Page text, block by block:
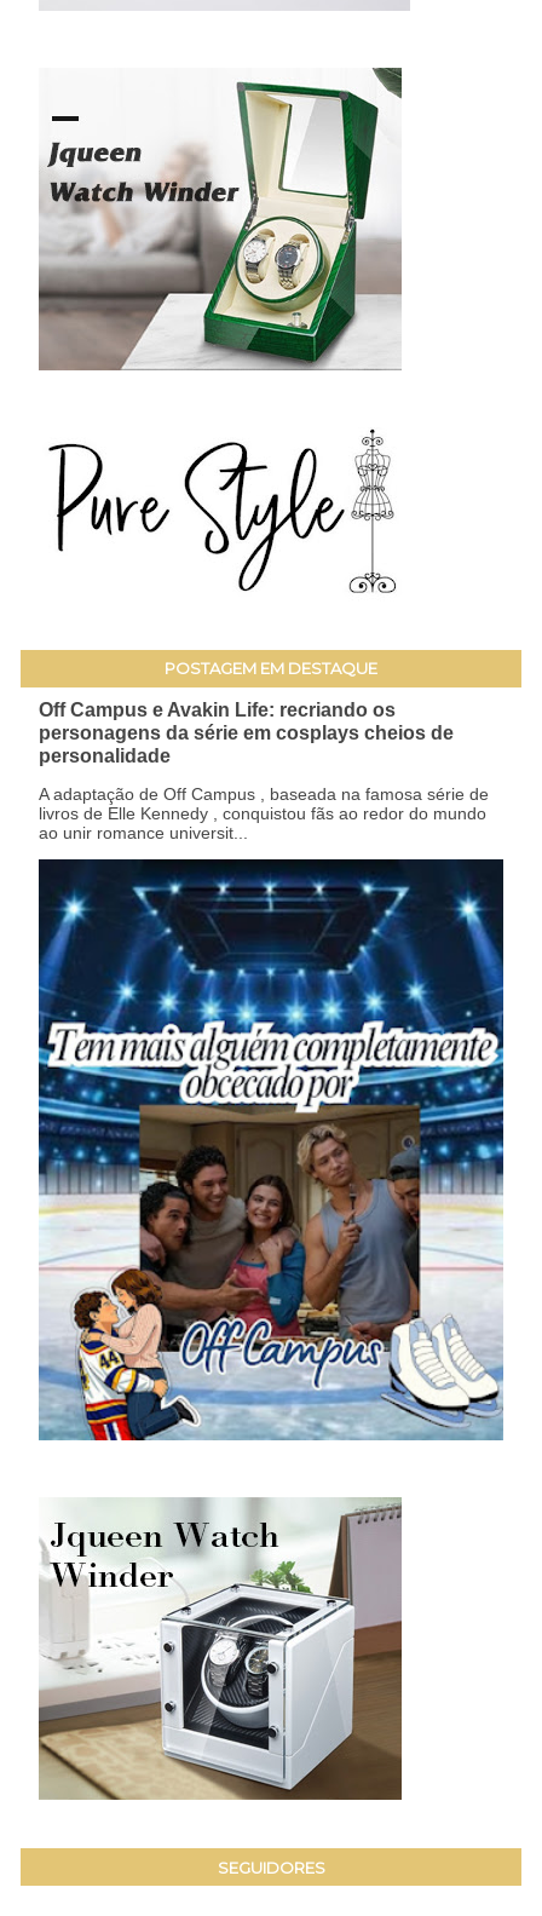
POSTAGEM EM DESTAQUE
Off Campus e Avakin Life: recriando os
personagens da série em cosplays cheios de
personalidade
A adaptação de Off Campus , baseada na famosa série de
livros de Elle Kennedy , conquistou fãs ao redor do mundo
ao unir romance universit...
SEGUIDORES